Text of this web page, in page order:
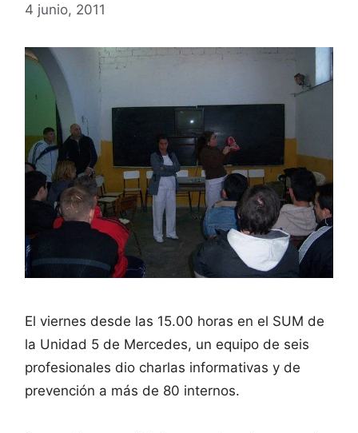
4 junio, 2011
El viernes desde las 15.00 horas en el SUM de
la Unidad 5 de Mercedes, un equipo de seis
profesionales dio charlas informativas y de
prevención a más de 80 internos.